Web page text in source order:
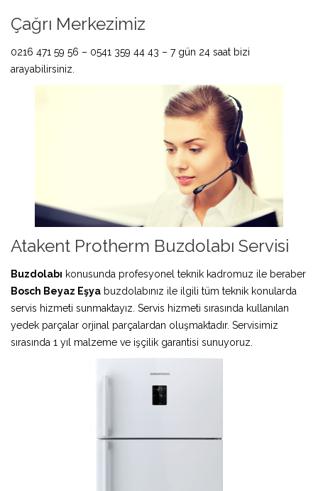
Çağrı Merkezimiz
0216 471 59 56 – 0541 359 44 43 – 7 gün 24 saat bizi
arayabilirsiniz.
Atakent Protherm Buzdolabı Servisi
Buzdolabı konusunda profesyonel teknik kadromuz ile beraber
Bosch Beyaz Eşya buzdolabınız ile ilgili tüm teknik konularda
servis hizmeti sunmaktayız. Servis hizmeti sırasında kullanılan
yedek parçalar orjinal parçalardan oluşmaktadır. Servisimiz
sırasında 1 yıl malzeme ve işçilik garantisi sunuyoruz.